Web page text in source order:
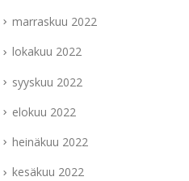
marraskuu 2022
lokakuu 2022
syyskuu 2022
elokuu 2022
heinäkuu 2022
kesäkuu 2022